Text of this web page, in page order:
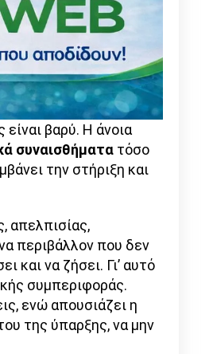
βαρύ. Η άνοια
συναισθήματα τόσο
την στήριξη και
απελπισίας,
περιβάλλον που δεν
και να ζήσει. Γι’ αυτό
συμπεριφοράς.
ενώ απουσιάζει η
της ύπαρξης, να μην